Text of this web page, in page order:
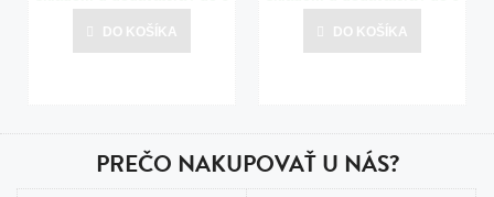
dní
Posledná aktualizácia dnes o 17:00
DO KOŠÍKA
dní
Posledná aktualizácia dnes o 17:00
DO KOŠÍKA
PREČO NAKUPOVAŤ U NÁS?